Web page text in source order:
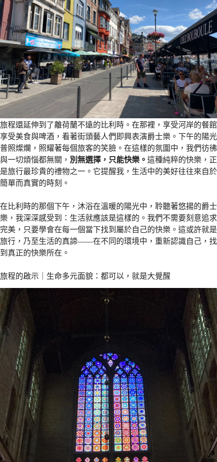
旅程還延伸到了離荷蘭不遠的比利時。在那裡，享受河岸的餐館
享受美食與啤酒，看著街頭藝人們即興表演爵士樂。下午的陽光
普照燦爛，照耀著每個旅客的笑臉。在這樣的氛圍中，我們彷彿
與一切煩惱都無關， 別無選擇，只能快樂。 這種純粹的快樂，正
是旅行最珍貴的禮物之一。它提醒我，生活中的美好往往來自於
簡單而真實的時刻。
在比利時的那個下午，沐浴在溫暖的陽光中，聆聽著悠揚的爵士
樂，我深深感受到：生活就應該是這樣的。我們不需要刻意追求
完美，只要學會在每一個當下找到屬於自己的快樂。這或許就是
旅行，乃至生活的真諦——在不同的環境中，重新認識自己，找
到真正的快樂所在。
旅程的啟示｜生命多元面貌：都可以，就是大覺醒